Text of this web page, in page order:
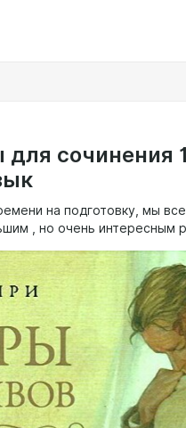
сочинения
на подготовку, мы
, но очень интересным